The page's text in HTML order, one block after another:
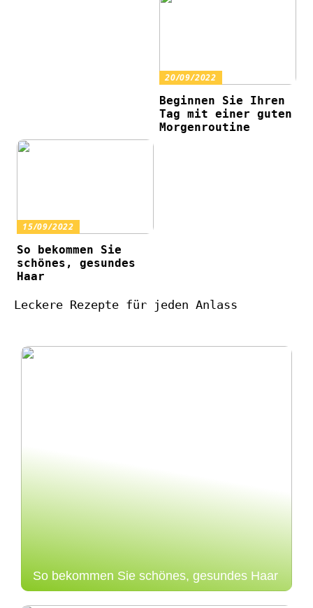
20/09/2022
Beginnen Sie Ihren
Tag mit einer guten
Morgenroutine
15/09/2022
So bekommen Sie
schönes, gesundes
Haar
Leckere Rezepte für jeden Anlass
So bekommen Sie schönes, gesundes Haar